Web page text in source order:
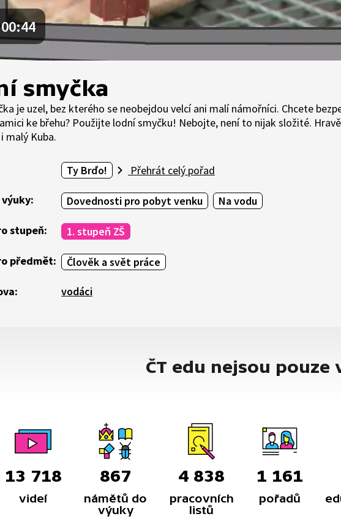
00:44
smyčka
je uzel, bez kterého se neobejdou velcí ani malí námořníci. Chcete
ke břehu? Použijte lodní smyčku! Nebojte, není to nijak složité. Hravě
malý Kuba.
Ty Brďo! Přehrát celý pořad
Dovednosti pro pobyt venku Na vodu
stupeň: 1. stupeň ZŠ
předmět: Člověk a svět práce
vodáci
ČT edu nejsou pouze
13 718
videí
867
námětů do
výuky
4 838
pracovních
listů
1 161
pořadů